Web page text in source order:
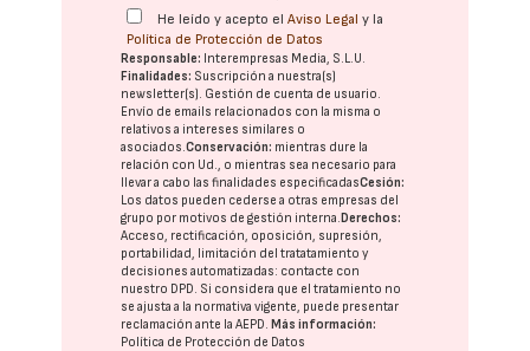
He leído y acepto elAviso Legal y la
Política de Protección de Datos
Responsable: Interempresas Media, S.L.U.
Finalidades: Suscripción a nuestra(s)
newsletter(s). Gestión de cuenta de usuario.
Envío de emails relacionados con la misma o
relativos a intereses similares o
asociados.Conservación: mientras dure la
relación con Ud., o mientras sea necesario para
llevar a cabo las finalidades especificadasCesión:
Los datos pueden cederse a otras empresas del
grupo por motivos de gestión interna.Derechos:
Acceso, rectificación, oposición, supresión,
portabilidad, limitación del tratatamiento y
decisiones automatizadas: contacte con
nuestro DPD. Si considera que el tratamiento no
se ajusta a la normativa vigente, puede presentar
reclamación ante laAEPD.Más información:
Política de Protección de Datos